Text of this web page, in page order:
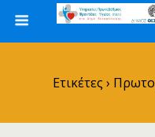
Ετικέτες ›